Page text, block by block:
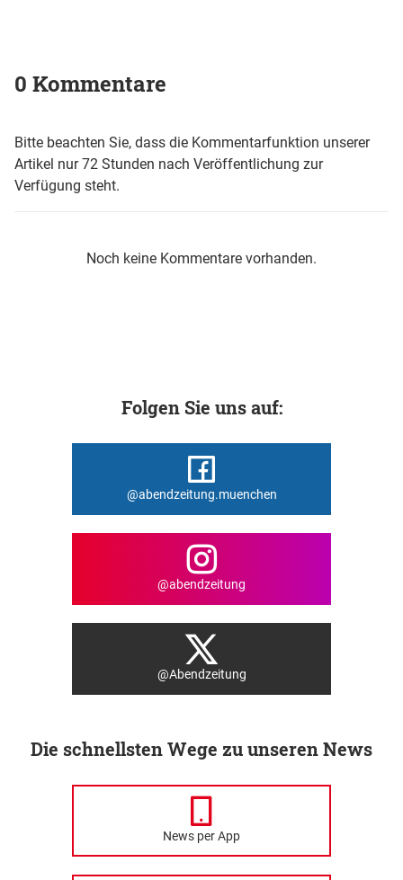
0 Kommentare
Bitte beachten Sie, dass die Kommentarfunktion unserer
Artikel nur 72 Stunden nach Veröffentlichung zur
Verfügung steht.
Noch keine Kommentare vorhanden.
Folgen Sie uns auf:
@abendzeitung.muenchen
@abendzeitung
@Abendzeitung
Die schnellsten Wege zu unseren News
News per App